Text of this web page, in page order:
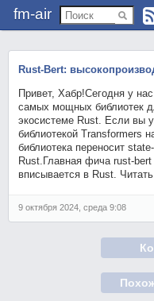
fm-air
Rust-Bert:
Привет, Хабр!Сегодня у
самых мощных библиотек
экосистеме Rust. Если вы
библиотекой Transformers
библиотека переносит
Rust.Главная фича rust-
вписывается в Rust.
9 октября 2024, среда 9:08